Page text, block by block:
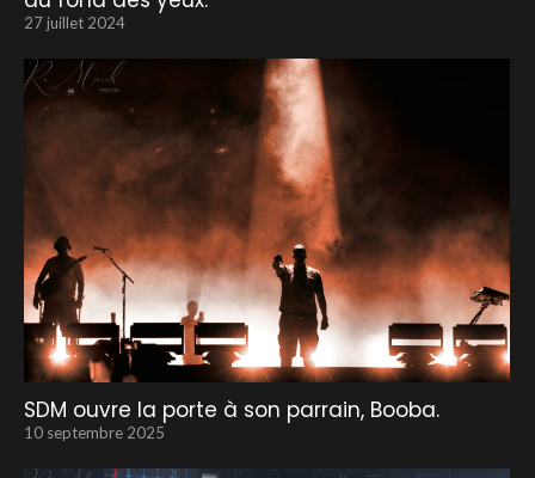
27 juillet 2024
SDM ouvre la porte à son parrain, Booba.
10 septembre 2025